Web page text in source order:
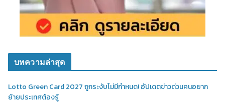
บทความล่าสุด
Lotto Green Card 2027 ถูกระงับไม่มีกำหนด! อัปเดตข่าวด่วนคนอยาก
ย้ายประเทศต้องรู้